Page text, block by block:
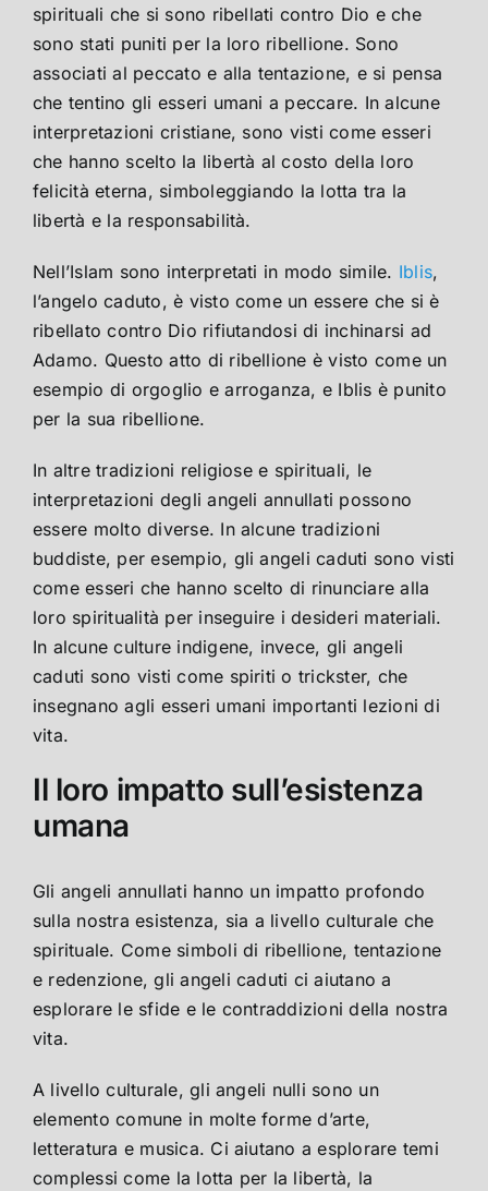
spirituali che si sono ribellati contro Dio e che
sono stati puniti per la loro ribellione. Sono
associati al peccato e alla tentazione, e si pensa
che tentino gli esseri umani a peccare. In alcune
interpretazioni cristiane, sono visti come esseri
che hanno scelto la libertà al costo della loro
felicità eterna, simboleggiando la lotta tra la
libertà e la responsabilità.
Nell’Islam sono interpretati in modo simile. Iblis,
l’angelo caduto, è visto come un essere che si è
ribellato contro Dio rifiutandosi di inchinarsi ad
Adamo. Questo atto di ribellione è visto come un
esempio di orgoglio e arroganza, e Iblis è punito
per la sua ribellione.
In altre tradizioni religiose e spirituali, le
interpretazioni degli angeli annullati possono
essere molto diverse. In alcune tradizioni
buddiste, per esempio, gli angeli caduti sono visti
come esseri che hanno scelto di rinunciare alla
loro spiritualità per inseguire i desideri materiali.
In alcune culture indigene, invece, gli angeli
caduti sono visti come spiriti o trickster, che
insegnano agli esseri umani importanti lezioni di
vita.
Il loro impatto sull’esistenza
umana
Gli angeli annullati hanno un impatto profondo
sulla nostra esistenza, sia a livello culturale che
spirituale. Come simboli di ribellione, tentazione
e redenzione, gli angeli caduti ci aiutano a
esplorare le sfide e le contraddizioni della nostra
vita.
A livello culturale, gli angeli nulli sono un
elemento comune in molte forme d’arte,
letteratura e musica. Ci aiutano a esplorare temi
complessi come la lotta per la libertà, la